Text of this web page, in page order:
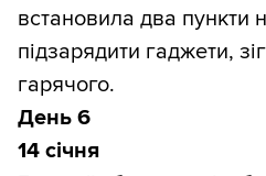
встановила два пункти
підзарядити гаджети,
гарячого.
День 6
14 січня